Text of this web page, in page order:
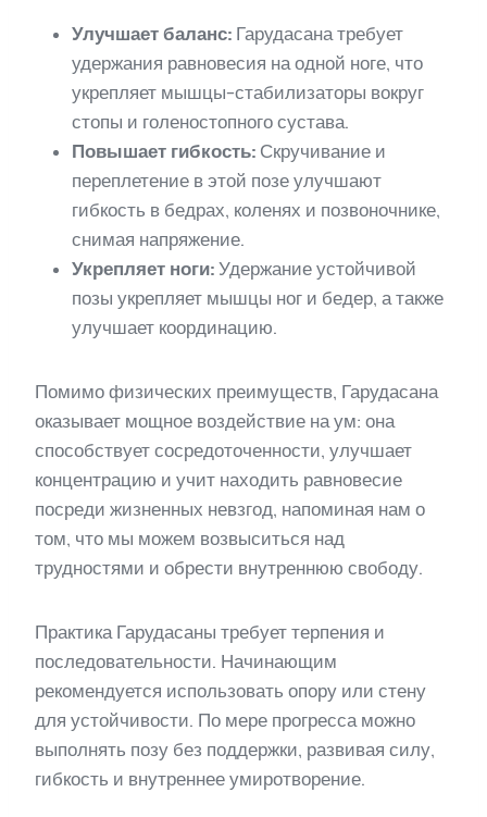
Улучшает баланс: Гарудасана требует
удержания равновесия на одной ноге, что
укрепляет мышцы-стабилизаторы вокруг
стопы и голеностопного сустава.
Повышает гибкость: Скручивание и
переплетение в этой позе улучшают
гибкость в бедрах, коленях и позвоночнике,
снимая напряжение.
Укрепляет ноги: Удержание устойчивой
позы укрепляет мышцы ног и бедер, а также
улучшает координацию.
Помимо физических преимуществ, Гарудасана
оказывает мощное воздействие на ум: она
способствует сосредоточенности, улучшает
концентрацию и учит находить равновесие
посреди жизненных невзгод, напоминая нам о
том, что мы можем возвыситься над
трудностями и обрести внутреннюю свободу.
Практика Гарудасаны требует терпения и
последовательности. Начинающим
рекомендуется использовать опору или стену
для устойчивости. По мере прогресса можно
выполнять позу без поддержки, развивая силу,
гибкость и внутреннее умиротворение.